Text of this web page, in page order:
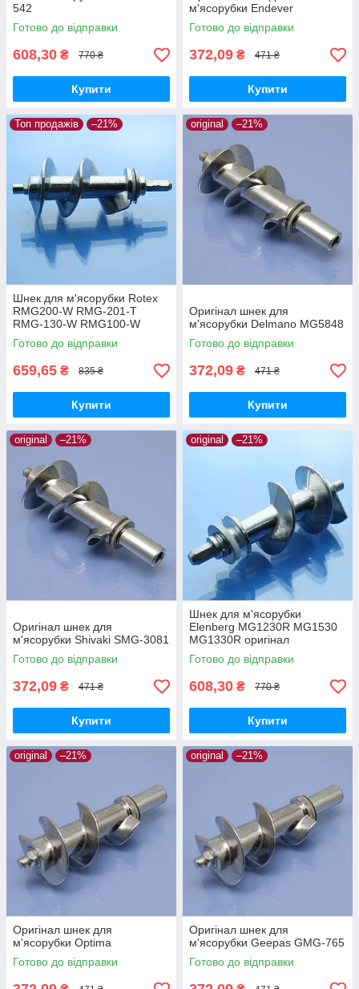
542
Готово до відправки
608,30 ₴ 770 ₴
Купити
м'ясорубки Endever
Готово до відправки
372,09 ₴ 471 ₴
Купити
Топ продажів –21%
Шнек для м'ясорубки Rotex
RMG200-W RMG-201-T
RMG-130-W RMG100-W
RMG190-W старого зразку
Готово до відправки
659,65 ₴ 835 ₴
Купити
original –21%
Оригінал шнек для
м'ясорубки Delmano MG5848
Готово до відправки
372,09 ₴ 471 ₴
Купити
original –21%
Оригінал шнек для
м'ясорубки Shivaki SMG-3081
Готово до відправки
372,09 ₴ 471 ₴
Купити
original –21%
Шнек для м'ясорубки
Elenberg MG1230R MG1530
MG1330R оригінал
Готово до відправки
608,30 ₴ 770 ₴
Купити
original –21%
Оригінал шнек для
м'ясорубки Optima
Готово до відправки
original –21%
Оригінал шнек для
м'ясорубки Geepas GMG-765
Готово до відправки